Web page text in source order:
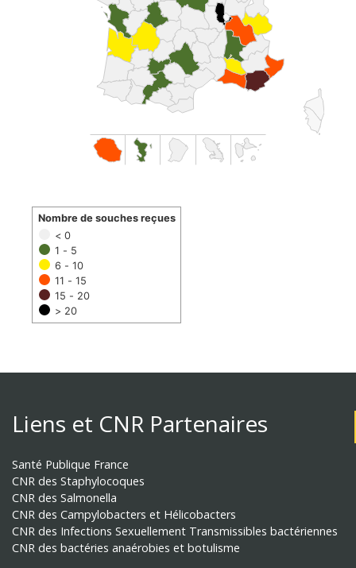
< 0
1 - 5
6 - 10
11 - 15
15 - 20
> 20
Nombre de souches reçues
Liens et CNR Partenaires
Santé Publique France
CNR des Staphylocoques
CNR des Salmonella
CNR des Campylobacters et Hélicobacters
CNR des Infections Sexuellement Transmissibles bactériennes
CNR des bactéries anaérobies et botulisme